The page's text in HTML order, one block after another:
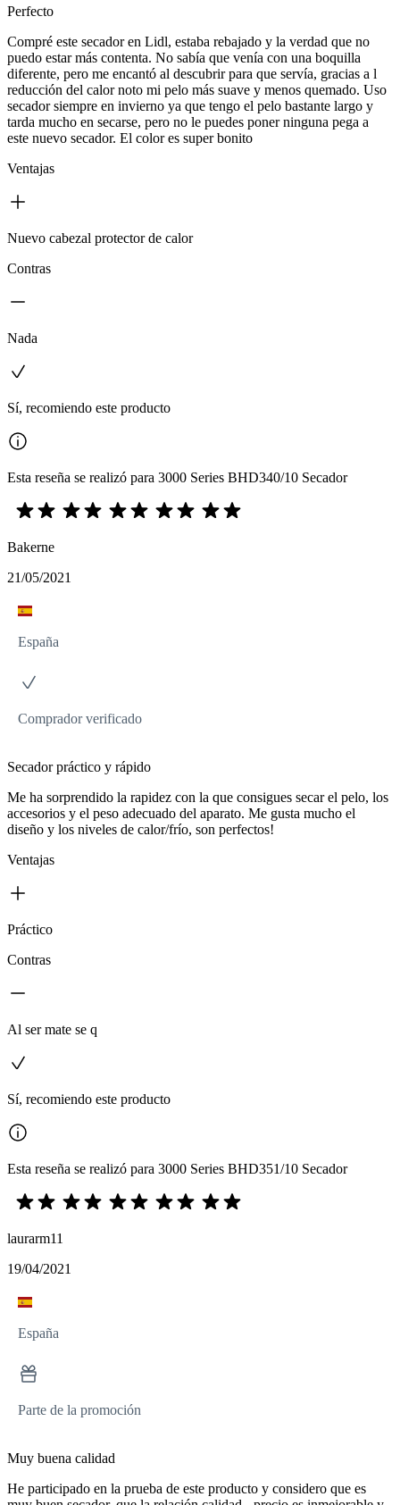
Perfecto
Compré este secador en Lidl, estaba rebajado y la verdad que no
puedo estar más contenta. No sabía que venía con una boquilla
diferente, pero me encantó al descubrir para que servía, gracias a l
reducción del calor noto mi pelo más suave y menos quemado. Uso
secador siempre en invierno ya que tengo el pelo bastante largo y
tarda mucho en secarse, pero no le puedes poner ninguna pega a
este nuevo secador. El color es super bonito
Ventajas
Nuevo cabezal protector de calor
Contras
Nada
Sí, recomiendo este producto
Esta reseña se realizó para 3000 Series BHD340/10 Secador
Bakerne
21/05/2021
España
Comprador verificado
Secador práctico y rápido
Me ha sorprendido la rapidez con la que consigues secar el pelo, los
accesorios y el peso adecuado del aparato. Me gusta mucho el
diseño y los niveles de calor/frío, son perfectos!
Ventajas
Práctico
Contras
Al ser mate se q
Sí, recomiendo este producto
Esta reseña se realizó para 3000 Series BHD351/10 Secador
laurarm11
19/04/2021
España
Parte de la promoción
Muy buena calidad
He participado en la prueba de este producto y considero que es